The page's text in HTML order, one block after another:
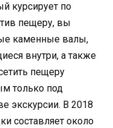
курсирует по
пещеру, вы
каменные валы,
внутри, а также
пещеру
только под
экскурсии. В 2018
составляет около